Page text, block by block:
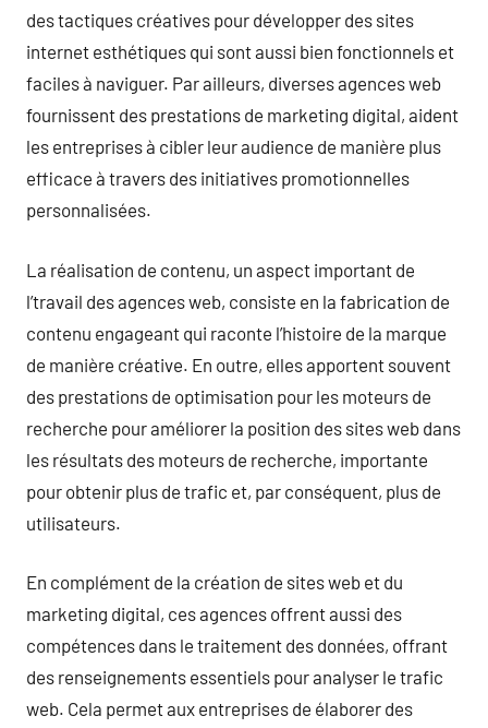
des tactiques créatives pour développer des sites
internet esthétiques qui sont aussi bien fonctionnels et
faciles à naviguer. Par ailleurs, diverses agences web
fournissent des prestations de marketing digital, aident
les entreprises à cibler leur audience de manière plus
efficace à travers des initiatives promotionnelles
personnalisées.
La réalisation de contenu, un aspect important de
l’travail des agences web, consiste en la fabrication de
contenu engageant qui raconte l’histoire de la marque
de manière créative. En outre, elles apportent souvent
des prestations de optimisation pour les moteurs de
recherche pour améliorer la position des sites web dans
les résultats des moteurs de recherche, importante
pour obtenir plus de trafic et, par conséquent, plus de
utilisateurs.
En complément de la création de sites web et du
marketing digital, ces agences offrent aussi des
compétences dans le traitement des données, offrant
des renseignements essentiels pour analyser le trafic
web. Cela permet aux entreprises de élaborer des